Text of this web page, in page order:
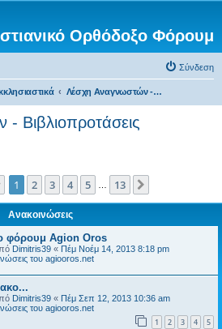
Ορθόδοξο Φόρουμ
Σύνδεση
Λέσχη Αναγνωστών - Βιβλιοπροτάσεις
Βιβλιοπροτάσεις
Σελίδα από13
1 2 3 4 5 13
Ανακοινώσεις
φόρουμ Agion Oros
Dimitris39 « Πέμ Νοέμ 14, 2013 8:18 pm
του agiooros.net
Dimitris39 « Πέμ Σεπ 12, 2013 10:36 am
του agiooros.net
1 2 3 4 5